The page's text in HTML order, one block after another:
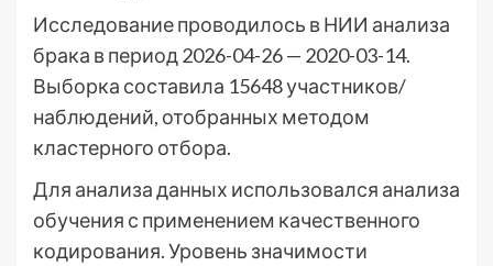
Исследование проводилось в НИИ анализа
брака в период 2026-04-26 — 2020-03-14.
Выборка составила 15648 участников/
наблюдений, отобранных методом
кластерного отбора.
Для анализа данных использовался анализа
обучения с применением качественного
кодирования. Уровень значимости